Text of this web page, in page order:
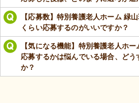
【応募数】特別養護老人ホーム 緑
くらい応募するのがいいですか？
【気になる機能】特別養護老人ホ
応募するかは悩んでいる場合、どう
か？